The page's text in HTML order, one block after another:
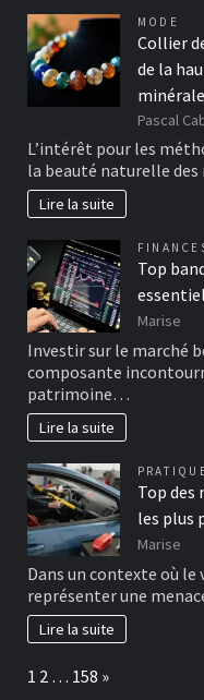
MODE
Collier
de la
minérale
Pascal
L’intérêt pour les
la beauté naturelle
Lire la suite
Top
Marise
Investir sur le marché
composante
patrimoine…
Lire la suite
Top des
les plus
Marise
Dans un contexte où
représenter une
Lire la suite
Page:
1 2 … 158 Next
»